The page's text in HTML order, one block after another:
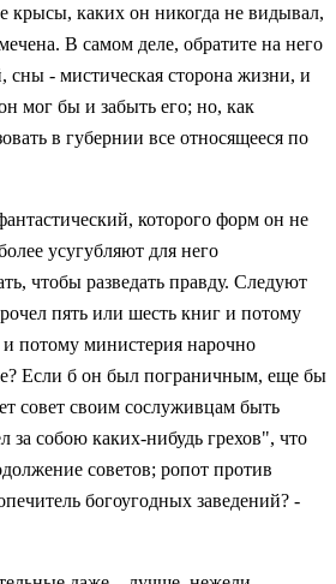
крысы, каких он никогда не видывал,
В самом деле, обратите на него
сны - мистическая сторона жизни, и
мог бы и забыть его; но, как
в губернии все относящееся по
которого форм он не
усугубляют для него
чтобы разведать правду. Следуют
пять или шесть книг и потому
и потому министерия нарочно
Если б он был пограничным, еще бы
совет своим сослуживцам быть
за собою каких-нибудь грехов", что
советов; ропот против
богоугодных заведений? -